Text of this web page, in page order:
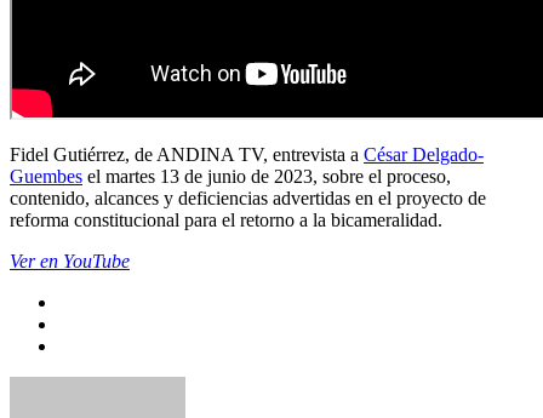
Fidel Gutiérrez, de ANDINA TV, entrevista a César Delgado-
Guembes el martes 13 de junio de 2023, sobre el proceso,
contenido, alcances y deficiencias advertidas en el proyecto de
reforma constitucional para el retorno a la bicameralidad.
Ver en YouTube